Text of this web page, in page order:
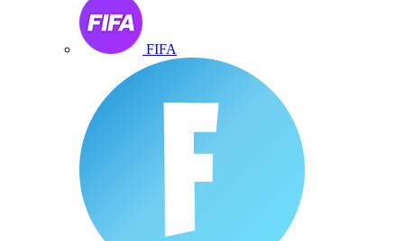
FIFA